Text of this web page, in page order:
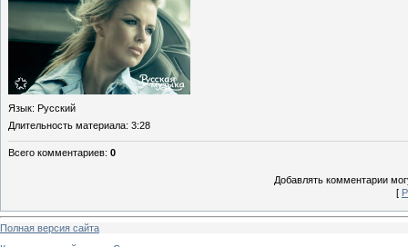
Язык: Русский
Длительность материала: 3:28
Всего комментариев: 0
Добавлять комментарии
[
Полная версия сайта